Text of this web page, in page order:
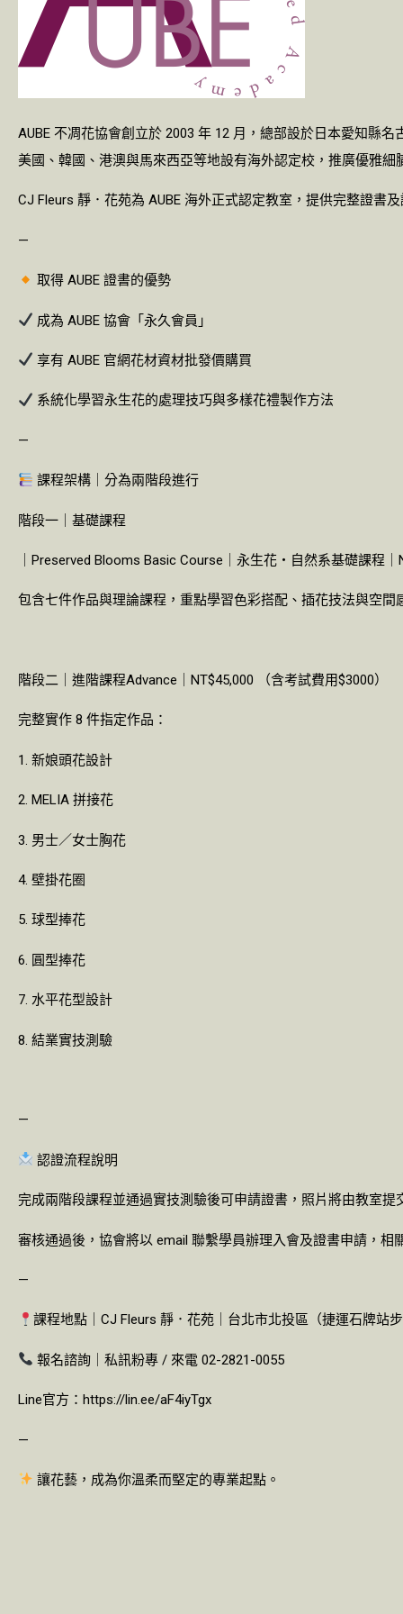
AUBE 不凋花協會創立於 2003 年 12 月，總部設於日本愛知縣
美國、韓國、港澳與馬來西亞等地設有海外認定校，推廣優雅細
CJ Fleurs 靜．花苑為 AUBE 海外正式認定教室，提供完整證書
—
取得 AUBE 證書的優勢
成為 AUBE 協會「永久會員」
享有 AUBE 官網花材資材批發價購買
系統化學習永生花的處理技巧與多樣花禮製作方法
—
課程架構｜分為兩階段進行
階段一｜基礎課程
｜Preserved Blooms Basic Course｜永生花・自然系基礎課程｜
包含七件作品與理論課程，重點學習色彩搭配、插花技法與空
階段二｜進階課程Advance｜NT$45,000 （含考試費用$3000）
完整實作 8 件指定作品：
1. 新娘頭花設計
2. MELIA 拼接花
3. 男士／女士胸花
4. 壁掛花圈
5. 球型捧花
6. 圓型捧花
7. 水平花型設計
8. 結業實技測驗
—
認證流程說明
完成兩階段課程並通過實技測驗後可申請證書，照片將由教室提
審核通過後，協會將以 email 聯繫學員辦理入會及證書申請，
—
課程地點｜CJ Fleurs 靜．花苑｜台北市北投區（捷運石牌站
報名諮詢｜私訊粉專 / 來電 02-2821-0055
Line官方：https://lin.ee/aF4iyTgx
—
讓花藝，成為你溫柔而堅定的專業起點。